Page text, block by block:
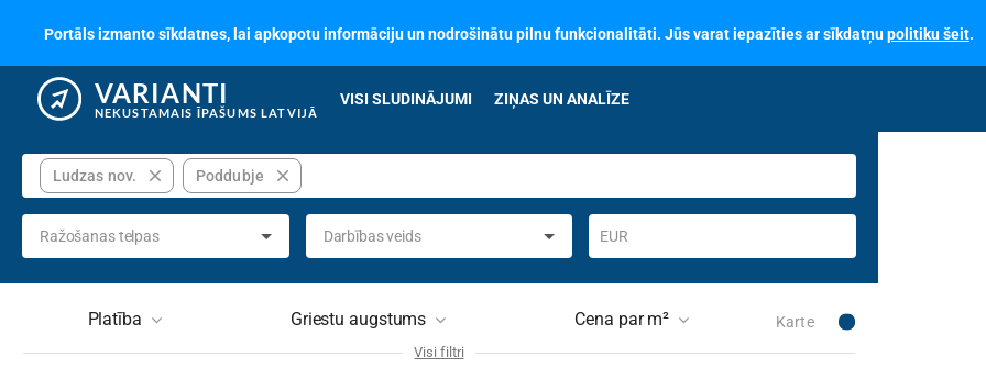
Portāls izmanto sīkdatnes, lai apkopotu informāciju un nodrošinātu pilnu funkcionalitāti. Jūs varat iepazīties ar sīkdatņupolitiku šeit.
VARIANTI
NEKUSTAMAIS ĪPAŠUMS LATVIJĀ
VISI SLUDINĀJUMI ZIŅAS UN ANALĪZE
Ludzas nov. close Poddubje close
Ražošanas telpas Darbības veids EUR
Platība Griestu augstums Cena par m² Karte
Visi filtri